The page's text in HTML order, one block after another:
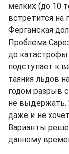
мелких (до 10
встретится на
Ферганская
Проблема
до
подступает к
таяния льдов
годом разрыв
не выдержать.
даже и не
Варианты
данному